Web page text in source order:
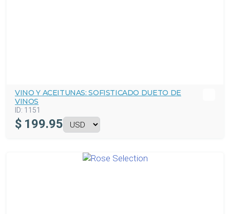
VINO Y ACEITUNAS: SOFISTICADO DUETO DE
VINOS
ID: 1151
$ 199.95